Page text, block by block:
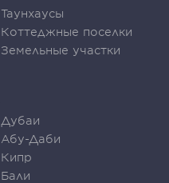
Таунхаусы
Коттеджные поселки
Земельные участки
Дубаи
Абу-Даби
Кипр
Бали